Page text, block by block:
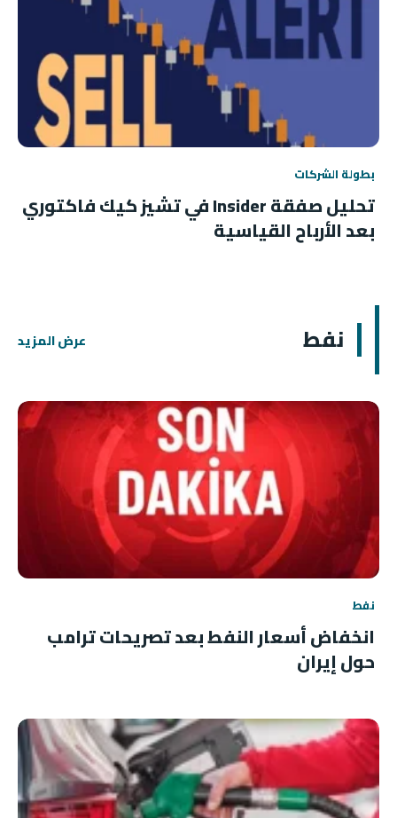
بطولة الشركات
تحليل صفقة Insider في تشيز كيك فاكتوري
بعد الأرباح القياسية
نفط عرض المزيد
نفط
انخفاض أسعار النفط بعد تصريحات ترامب
حول إيران